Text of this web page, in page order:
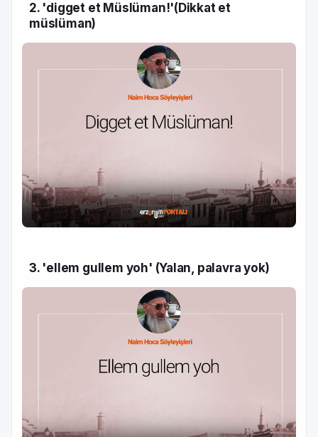
2. 'digget et Müslüman!'(Dikkat et
müslüman)
3. 'ellem gullem yoh' (Yalan, palavra yok)